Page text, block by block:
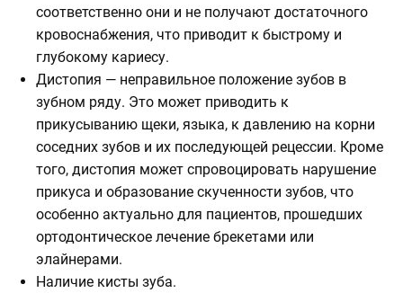
соответственно они и не получают достаточного
кровоснабжения, что приводит к быстрому и
глубокому кариесу.
Дистопия — неправильное положение зубов в
зубном ряду. Это может приводить к
прикусыванию щеки, языка, к давлению на корни
соседних зубов и их последующей рецессии. Кроме
того, дистопия может спровоцировать нарушение
прикуса и образование скученности зубов, что
особенно актуально для пациентов, прошедших
ортодонтическое лечение брекетами или
элайнерами.
Наличие кисты зуба.